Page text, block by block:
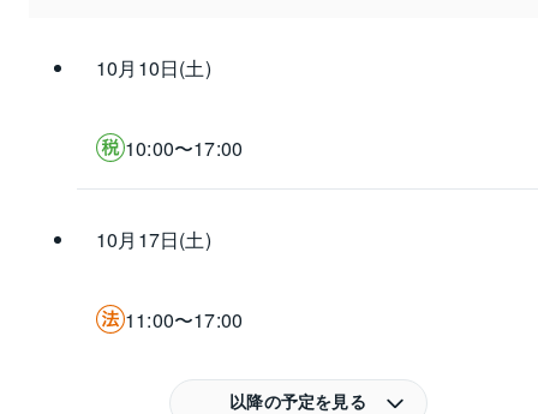
10月10日(土)
10:00〜17:00
10月17日(土)
11:00〜17:00
以降の予定を見る